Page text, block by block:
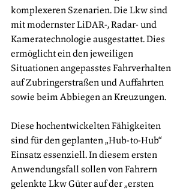
komplexeren Szenarien. Die Lkw sind
mit modernster LiDAR-, Radar- und
Kameratechnologie ausgestattet. Dies
ermöglicht ein den jeweiligen
Situationen angepasstes Fahrverhalten
auf Zubringerstraßen und Auffahrten
sowie beim Abbiegen an Kreuzungen.
Diese hochentwickelten Fähigkeiten
sind für den geplanten „Hub-to-Hub“
Einsatz essenziell. In diesem ersten
Anwendungsfall sollen von Fahrern
gelenkte Lkw Güter auf der „ersten